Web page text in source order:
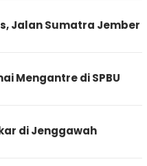
Jalan Sumatra Jember
Mengantre di SPBU
di Jenggawah